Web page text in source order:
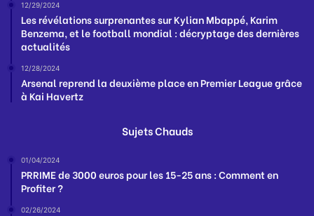
12/29/2024
Les révélations surprenantes sur Kylian Mbappé, Karim
Benzema, et le football mondial : décryptage des dernières
actualités
12/28/2024
Arsenal reprend la deuxième place en Premier League grâce
à Kai Havertz
Sujets Chauds
01/04/2024
PRRIME de 3000 euros pour les 15-25 ans : Comment en
Profiter ?
02/26/2024